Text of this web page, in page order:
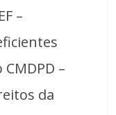
–
–
da